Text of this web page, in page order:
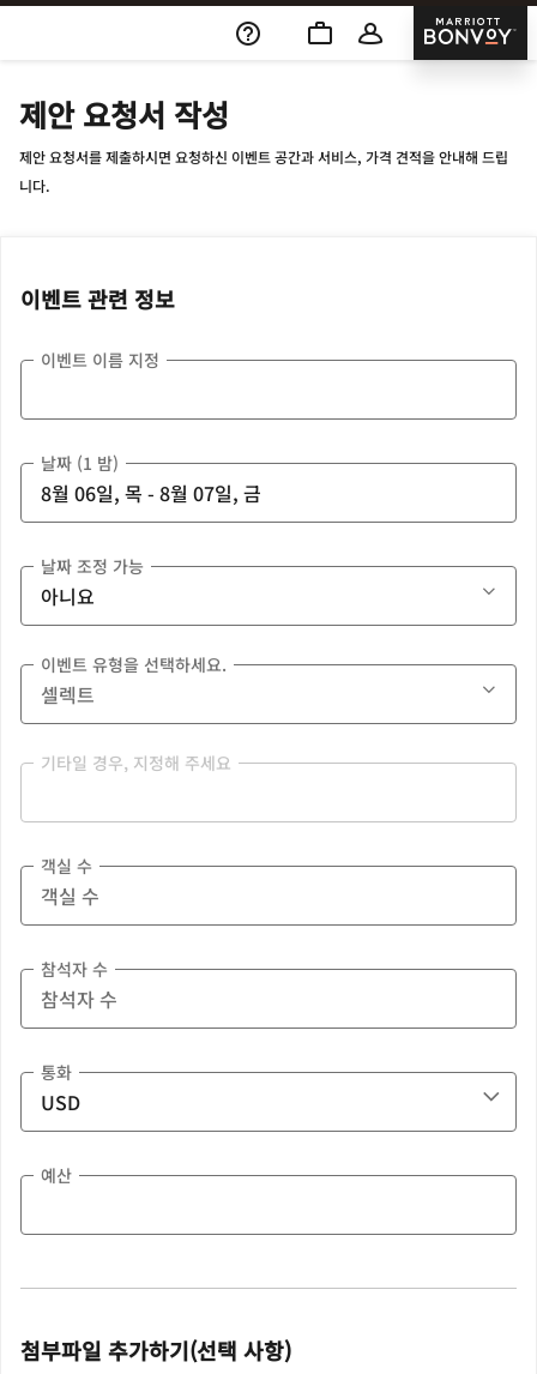
Skip To Content
Marriott
제안 요청서 작성
제안 요청서를 제출하시면 요청하신 이벤트 공간과 서비스, 가격 견적을 안내해 드립
니다.
이벤트 관련 정보
이벤트 이름 지정
날짜 (1 밤)
날짜 조정 가능
이벤트 유형을 선택하세요.
기타일 경우, 지정해 주세요
객실 수
참석자 수
통화
예산
첨부파일 추가하기(선택 사항)